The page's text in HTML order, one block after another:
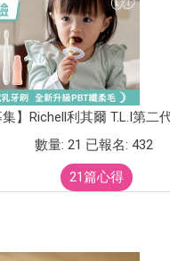
集】Richell利其爾 T.L.I第二
數量: 21 已報名: 432
21篇心得